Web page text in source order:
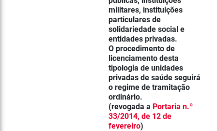
militares, instituições
particulares de
solidariedade social e
entidades privadas.
O procedimento de
licenciamento desta
tipologia de unidades
privadas de saúde seguirá
o regime de tramitação
ordinário.
(revogada a Portaria n.º
33/2014, de 12 de
fevereiro)